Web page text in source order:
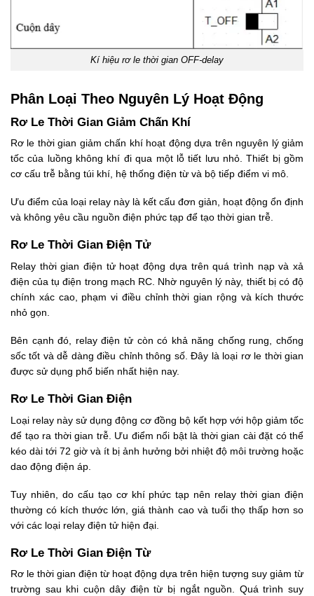
Kí hiệu rơ le thời gian OFF-delay
Phân Loại Theo Nguyên Lý Hoạt Động
Rơ Le Thời Gian Giảm Chấn Khí
Rơ le thời gian giảm chấn khí hoạt động dựa trên nguyên lý giảm
tốc của luồng không khí đi qua một lỗ tiết lưu nhỏ. Thiết bị gồm
cơ cấu trễ bằng túi khí, hệ thống điện từ và bộ tiếp điểm vi mô.
Ưu điểm của loại relay này là kết cấu đơn giản, hoạt động ổn định
và không yêu cầu nguồn điện phức tạp để tạo thời gian trễ.
Rơ Le Thời Gian Điện Tử
Relay thời gian điện tử hoạt động dựa trên quá trình nạp và xả
điện của tụ điện trong mạch RC. Nhờ nguyên lý này, thiết bị có độ
chính xác cao, phạm vi điều chỉnh thời gian rộng và kích thước
nhỏ gọn.
Bên cạnh đó, relay điện tử còn có khả năng chống rung, chống
sốc tốt và dễ dàng điều chỉnh thông số. Đây là loại rơ le thời gian
được sử dụng phổ biến nhất hiện nay.
Rơ Le Thời Gian Điện
Loại relay này sử dụng động cơ đồng bộ kết hợp với hộp giảm tốc
để tạo ra thời gian trễ. Ưu điểm nổi bật là thời gian cài đặt có thể
kéo dài tới 72 giờ và ít bị ảnh hưởng bởi nhiệt độ môi trường hoặc
dao động điện áp.
Tuy nhiên, do cấu tạo cơ khí phức tạp nên relay thời gian điện
thường có kích thước lớn, giá thành cao và tuổi thọ thấp hơn so
với các loại relay điện tử hiện đại.
Rơ Le Thời Gian Điện Từ
Rơ le thời gian điện từ hoạt động dựa trên hiện tượng suy giảm từ
trường sau khi cuộn dây điện từ bị ngắt nguồn. Quá trình suy